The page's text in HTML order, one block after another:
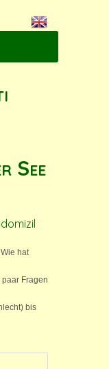
See
hat
Fragen
bis